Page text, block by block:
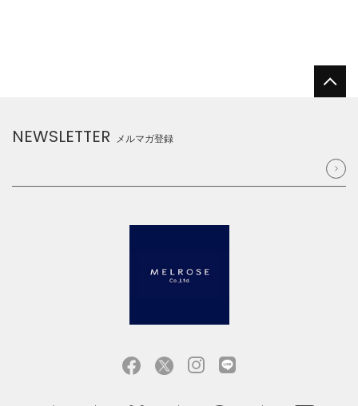
NEWSLETTER メルマガ登録